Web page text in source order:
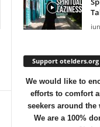
Support
We would like to
efforts to comfort
seekers around
We are a 100%